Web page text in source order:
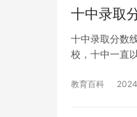
十中录取
十中录取分数
校，十中一直
教育百科